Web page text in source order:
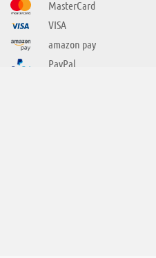
MasterCard
VISA
amazon pay
PayPal